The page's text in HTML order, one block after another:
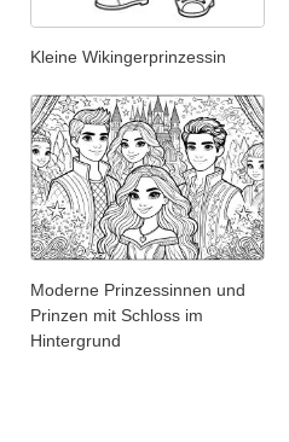
Kleine Wikingerprinzessin
Moderne Prinzessinnen und
Prinzen mit Schloss im
Hintergrund